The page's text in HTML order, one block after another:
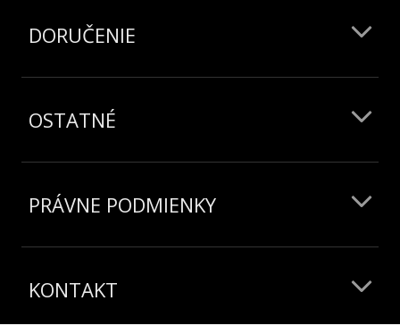
DORUČENIE
OSTATNÉ
PRÁVNE PODMIENKY
KONTAKT